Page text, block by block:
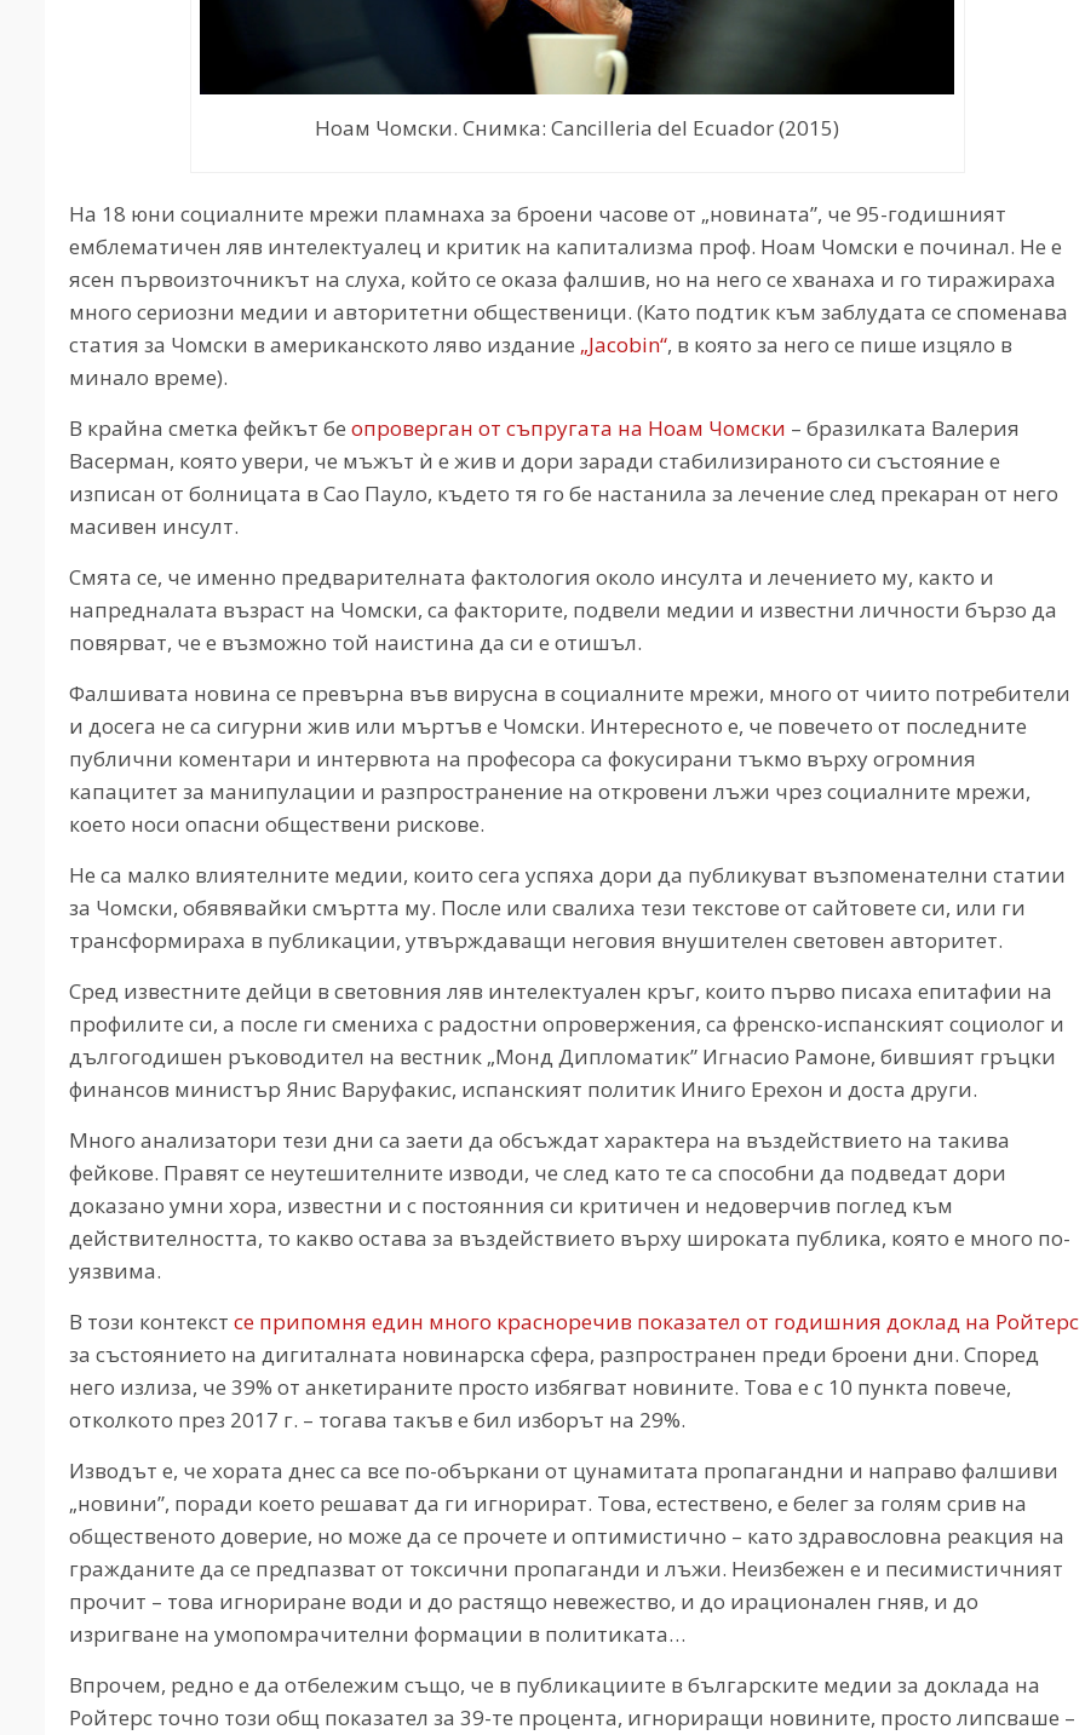
Ноам Чомски. Снимка: Cancilleria del Ecuador (2015)
На 18 юни социалните мрежи пламнаха за броени часове от „новината”, че 95-годишният
емблематичен ляв интелектуалец и критик на капитализма проф. Ноам Чомски е починал. Не е
ясен първоизточникът на слуха, който се оказа фалшив, но на него се хванаха и го тиражираха
много сериозни медии и авторитетни общественици. (Като подтик към заблудата се споменава
статия за Чомски в американското ляво издание „Jacobin“, в която за него се пише изцяло в
минало време).
В крайна сметка фейкът бе опроверган от съпругата на Ноам Чомски – бразилката Валерия
Васерман, която увери, че мъжът ѝ е жив и дори заради стабилизираното си състояние е
изписан от болницата в Сао Пауло, където тя го бе настанила за лечение след прекаран от него
масивен инсулт.
Смята се, че именно предварителната фактология около инсулта и лечението му, както и
напредналата възраст на Чомски, са факторите, подвели медии и известни личности бързо да
повярват, че е възможно той наистина да си е отишъл.
Фалшивата новина се превърна във вирусна в социалните мрежи, много от чиито потребители
и досега не са сигурни жив или мъртъв е Чомски. Интересното е, че повечето от последните
публични коментари и интервюта на професора са фокусирани тъкмо върху огромния
капацитет за манипулации и разпространение на откровени лъжи чрез социалните мрежи,
което носи опасни обществени рискове.
Не са малко влиятелните медии, които сега успяха дори да публикуват възпоменателни статии
за Чомски, обявявайки смъртта му. После или свалиха тези текстове от сайтовете си, или ги
трансформираха в публикации, утвърждаващи неговия внушителен световен авторитет.
Сред известните дейци в световния ляв интелектуален кръг, които първо писаха епитафии на
профилите си, а после ги смениха с радостни опровержения, са френско-испанският социолог и
дългогодишен ръководител на вестник „Монд Дипломатик” Игнасио Рамоне, бившият гръцки
финансов министър Янис Варуфакис, испанският политик Иниго Ерехон и доста други.
Много анализатори тези дни са заети да обсъждат характера на въздействието на такива
фейкове. Правят се неутешителните изводи, че след като те са способни да подведат дори
доказано умни хора, известни и с постоянния си критичен и недоверчив поглед към
действителността, то какво остава за въздействието върху широката публика, която е много по-
уязвима.
В този контекст се припомня един много красноречив показател от годишния доклад на Ройтерс
за състоянието на дигиталната новинарска сфера, разпространен преди броени дни. Според
него излиза, че 39% от анкетираните просто избягват новините. Това е с 10 пункта повече,
отколкото през 2017 г. – тогава такъв е бил изборът на 29%.
Изводът е, че хората днес са все по-объркани от цунамитата пропагандни и направо фалшиви
„новини”, поради което решават да ги игнорират. Това, естествено, е белег за голям срив на
общественото доверие, но може да се прочете и оптимистично – като здравословна реакция на
гражданите да се предпазват от токсични пропаганди и лъжи. Неизбежен е и песимистичният
прочит – това игнориране води и до растящо невежество, и до ирационален гняв, и до
изригване на умопомрачителни формации в политиката…
Впрочем, редно е да отбележим също, че в публикациите в българските медии за доклада на
Ройтерс точно този общ показател за 39-те процента, игнориращи новините, просто липсваше –